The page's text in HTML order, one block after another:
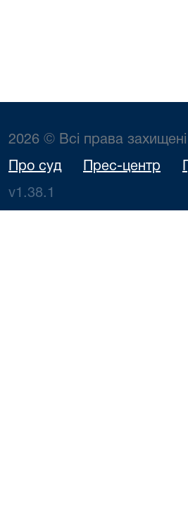
2026 © Всі права захищені
Про суд Прес-центр
v1.38.1